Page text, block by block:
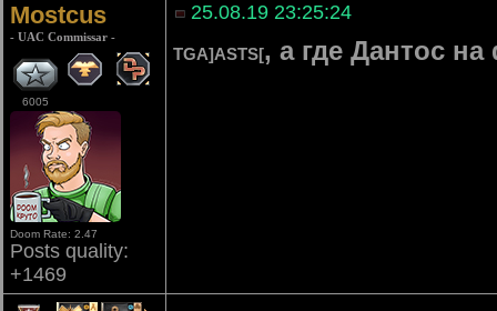
Mostcus
- UAC Commissar -
6005
Doom Rate: 2.47
Posts quality:
+1469
25.08.19 23:25:24
TGA]ASTS[, а где Дантос на